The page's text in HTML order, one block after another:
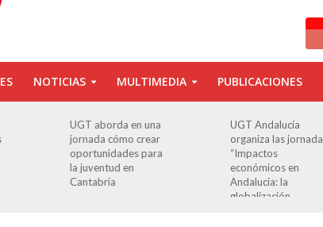
NOTICIAS MULTIMEDIA PUBLICACIONES
UGT Andalucía
organiza las jornadas
“Impactos
económicos en
Andalucía: la
Clausurada la
exposición ‘130
aniversario’ en Las
Palmas de Gran
Canaria